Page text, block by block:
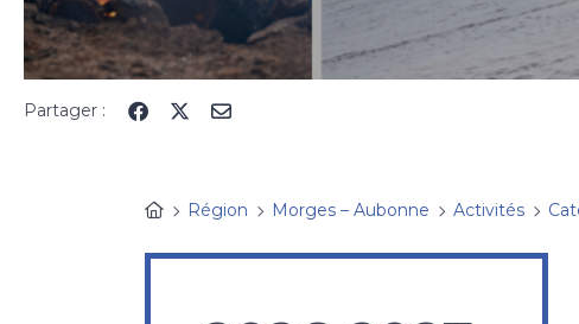
Partager :
Région Morges – Aubonne Activités